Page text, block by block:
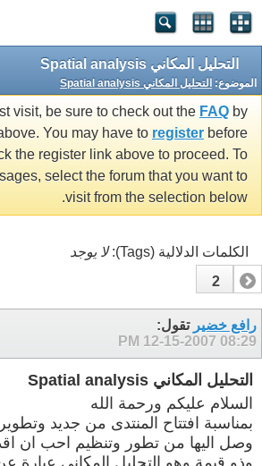
التحليل المكاني Spatial analysis
الموضوع: التحليل المكاني Spatial analysis
visit, be sure to check out the FAQ by
You may have to register before
the register link above to proceed. To
select the forum that you want to
visit from the selection below.
الكلمات الدلالية (Tags):
لا يوجد
1
2
رافع خضير تقول:
12-15-2007 08:29 PM
التحليل المكاني Spatial analysis
السلام عليكم ورحمة الله
بمناسبة افتتاح المنتدى من جديد
وصل اليها من تطور وتنظيم احب ان
وذو قيمة وهو التحليل المكاني عبارة